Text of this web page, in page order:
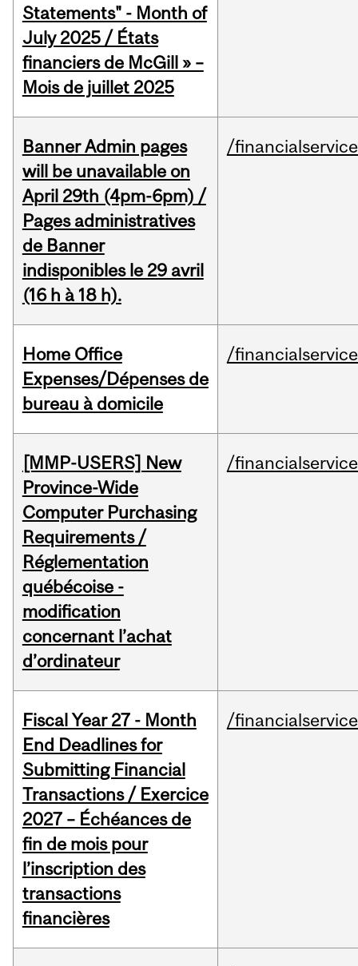
Statements" - Month of
July 2025 / États
financiers de McGill » –
Mois de juillet 2025
Banner Admin pages
will be unavailable on
April 29th (4pm-6pm) /
Pages administratives
de Banner
indisponibles le 29 avril
(16 h à 18 h).
/
Home Office
Expenses/Dépenses de
bureau à domicile
/
[MMP-USERS] New
Province-Wide
Computer Purchasing
Requirements /
Réglementation
québécoise -
modification
concernant l’achat
d’ordinateur
/
Fiscal Year 27 - Month
End Deadlines for
Submitting Financial
Transactions / Exercice
2027 – Échéances de
fin de mois pour
l’inscription des
transactions
financières
/